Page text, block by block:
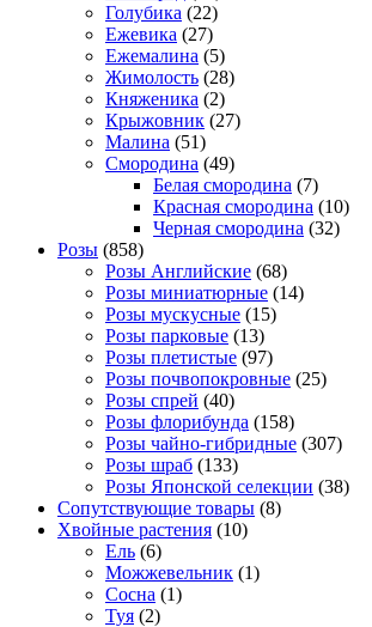
Голубика (22)
Ежевика (27)
Ежемалина (5)
Жимолость (28)
Княженика (2)
Крыжовник (27)
Малина (51)
Смородина (49)
Белая смородина (7)
Красная смородина (10)
Черная смородина (32)
Розы (858)
Розы Английские (68)
Розы миниатюрные (14)
Розы мускусные (15)
Розы парковые (13)
Розы плетистые (97)
Розы почвопокровные (25)
Розы спрей (40)
Розы флорибунда (158)
Розы чайно-гибридные (307)
Розы шраб (133)
Розы Японской селекции (38)
Сопутствующие товары (8)
Хвойные растения (10)
Ель (6)
Можжевельник (1)
Сосна (1)
Туя (2)